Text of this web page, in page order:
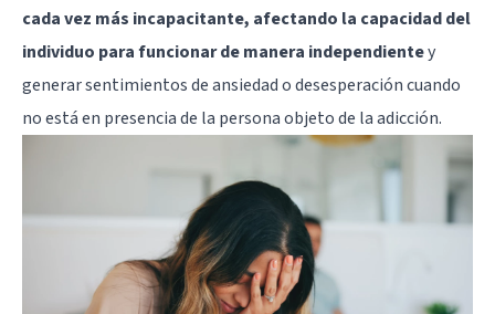
cada vez más incapacitante, afectando la capacidad del
individuo para funcionar de manera independientey
generar sentimientos de ansiedad o desesperación cuando
no está en presencia de la persona objeto de la adicción.